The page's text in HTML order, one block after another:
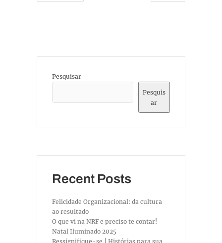
Pesquisar
Pesquis
ar
Recent Posts
Felicidade Organizacional: da cultura
ao resultado
O que vi na NRF e preciso te contar!
Natal Iluminado 2025
Ressignifique-se | Histórias para sua